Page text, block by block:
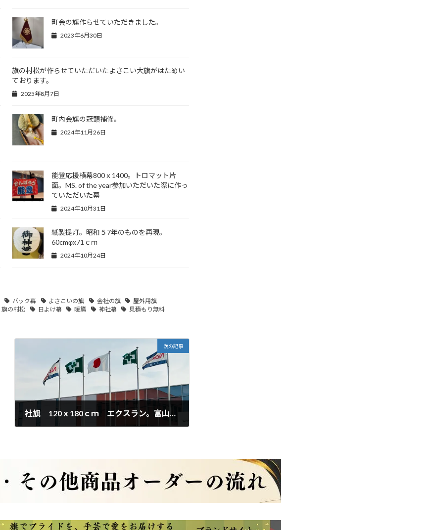
町会の旗作らせていただきました。
2023年6月30日
旗の村松が作らせていただいたよさこい大旗がはためい
ております。
2025年8月7日
町内会旗の冠頭補修。
2024年11月26日
能登応援横幕800ｘ1400。トロマット片
面。MS. of the year参加いただいた際に作っ
ていただいた幕
2024年10月31日
紙製提灯。昭和５7年のものを再現。
60cmφx71ｃｍ
2024年10月24日
バック幕 よさこいの旗 会社の旗
屋外用旗
旗の村松 日よけ幕 暖簾 神社幕 見積もり無料
次の記事
社旗 120ｘ180ｃｍ エクスラン。富山県㈱不二越様